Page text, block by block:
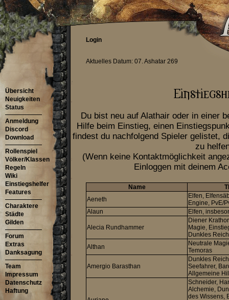
Login
Aktuelles Datum: 07. Ashatar 269
Übersicht
Neuigkeiten
Status
Anmeldung
Discord
Download
Rollenspiel
Völker/Klassen
Regeln
Wiki
Einstiegshelfer
Features
Charaktere
Städte
Gilden
Forum
Extras
Danksagung
Team
Impressum
Datenschutz
Haftung
Du bist neu auf Alathair oder in einer
Hilfe beim Einstieg, einen
findest du nachfolgend Spieler gelistet,
zu
(Wenn keine Kontaktmöglichkeit
Einloggen mit deinem
Name
Aeneth
Elfen,
Engine, PvE/
Alaun
Elfen,
Alecia Rundhammer
Diener
Magie,
Dunkles
Althan
Neutrale
Temoras
Amergio Barasthan
Dunkles
Seefahrer,
Allgemeine
Schneider,
Alchemie,
des Wissens,